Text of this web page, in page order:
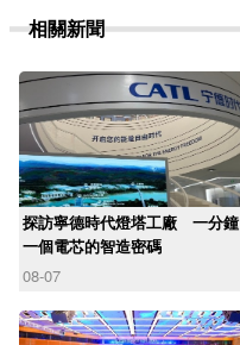
相關新聞
探訪寧德時代燈塔工廠 一分鐘
一個電芯的智造密碼
08-07